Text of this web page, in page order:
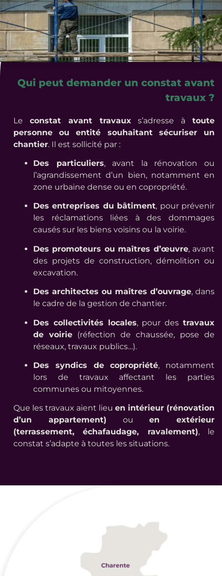
Qui peut demander un constat avant
travaux ?
Le constat avant travaux s’adresse àtoute
personne ou entité souhaitant sécuriser un
chantier. Il est sollicité par :
Des particuliers, avant la rénovation ou
l’agrandissement d’un bien, notamment en
zone urbaine dense ou en copropriété.
Des entreprises du bâtiment, pour prévenir
les réclamations liées à des dommages
causés sur les biens voisins ou la voirie.
Des promoteurs ou maîtres d’œuvre, avant
des projets de construction, démolition ou
excavation.
Des architectes ou maîtres d’ouvrage, dans
le cadre de la gestion de chantier.
Des collectivités locales, pour destravaux
de voirie (réfection de chaussée, pose de
réseaux, travaux publics…).
Des syndics de copropriété, notamment
lors de travaux affectant les parties
communes ou mitoyennes.
Que les travaux aient lieu en intérieur (rénovation
d’un appartement) ouen extérieur
(terrassement, échafaudage, ravalement), le
constat s’adapte à toutes les situations.